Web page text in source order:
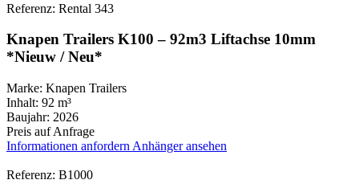
Referenz: Rental 343
Knapen Trailers K100 – 92m3 Liftachse 10mm
*Nieuw / Neu*
Marke: Knapen Trailers
Inhalt: 92 m³
Baujahr: 2026
Preis auf Anfrage
Informationen anfordern Anhänger ansehen
Referenz: B1000